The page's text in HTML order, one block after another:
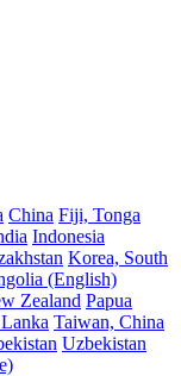
China Fiji, Tonga
Indonesia
Korea, South
(English)
Zealand Papua
Taiwan, China
Uzbekistan